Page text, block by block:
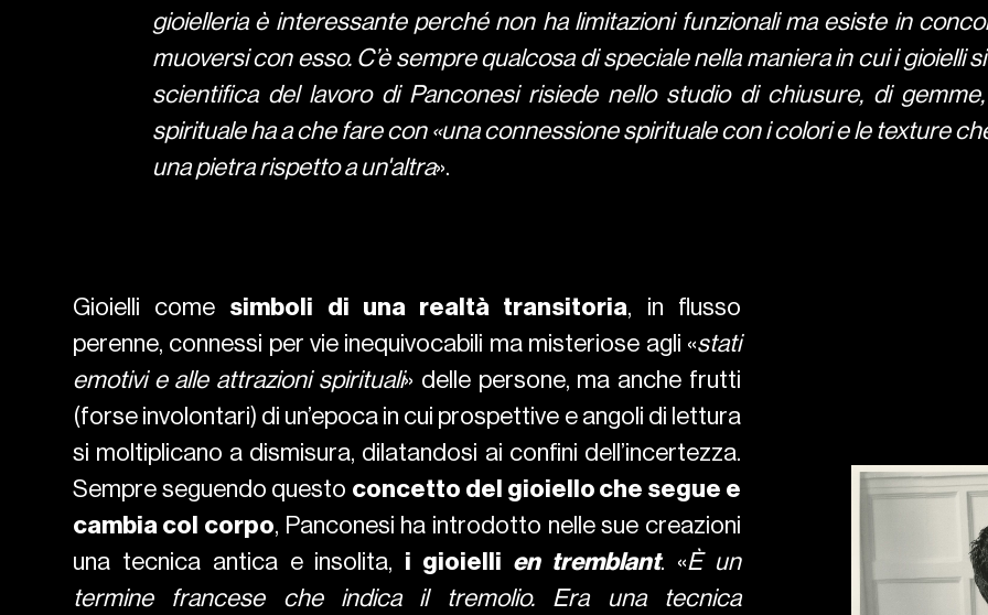
gioielleria è interessante perché non ha limitazioni funzionali ma esiste in
muoversi con esso. C’è sempre qualcosa di speciale nella maniera in cui i gioielli
scientifica del lavoro di Panconesi risiede nello studio di chiusure, di
spirituale ha a che fare con «una connessione spirituale con i colori e le texture
una pietra rispetto a un'altra».
Gioielli come simboli di una realtà transitoria, in flusso
perenne, connessi per vie inequivocabili ma misteriose agli «stati
emotivi e alle attrazioni spirituali» delle persone, ma anche frutti
(forse involontari) di un’epoca in cui prospettive e angoli di lettura
si moltiplicano a dismisura, dilatandosi ai confini dell’incertezza.
Sempre seguendo questo concetto del gioiello che segue e
cambia col corpo, Panconesi ha introdotto nelle sue creazioni
una tecnica antica e insolita, i gioielli en tremblant. «È un
termine francese che indica il tremolio. Era una tecnica